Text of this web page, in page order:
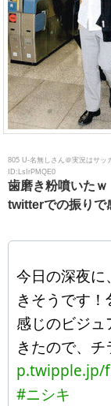
805 U-名無しさん＠実況はサッ
ID:LsIrPMQE0
歯磨き粉噴いたｗ
twitterでの振りで
今日の深夜
きそうです
感じのビジ
きたので、チ
p.twipple.jp/
#ニシキ